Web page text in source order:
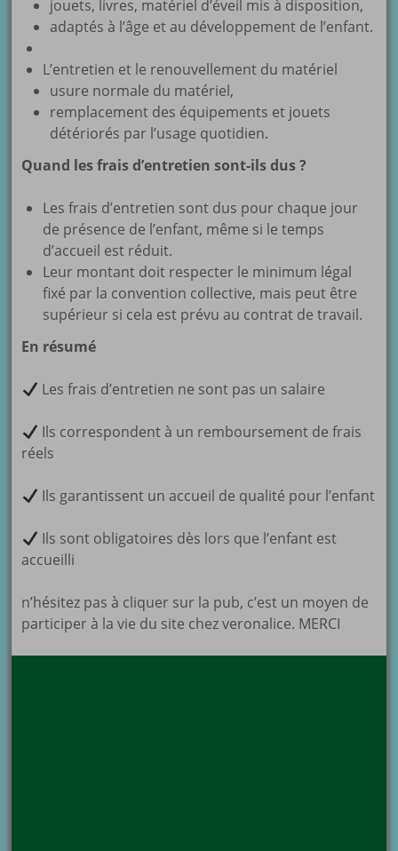
jouets, livres, matériel d’éveil mis à disposition,
adaptés à l’âge et au développement de l’enfant.
L’entretien et le renouvellement du matériel
usure normale du matériel,
remplacement des équipements et jouets
détériorés par l’usage quotidien.
Quand les frais d’entretien sont-ils dus ?
Les frais d’entretien sont dus pour chaque jour
de présence de l’enfant, même si le temps
d’accueil est réduit.
Leur montant doit respecter le minimum légal
fixé par la convention collective, mais peut être
supérieur si cela est prévu au contrat de travail.
En résumé
Les frais d’entretien ne sont pas un salaire
Ils correspondent à un remboursement de frais
réels
Ils garantissent un accueil de qualité pour l’enfant
Ils sont obligatoires dès lors que l’enfant est
accueilli
n’hésitez pas à cliquer sur la pub, c’est un moyen de
participer à la vie du site chez veronalice. MERCI